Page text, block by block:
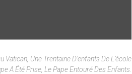
Une Trentaine D’enfants De L’école
A Été Prise, Le Pape Entouré Des Enfants.